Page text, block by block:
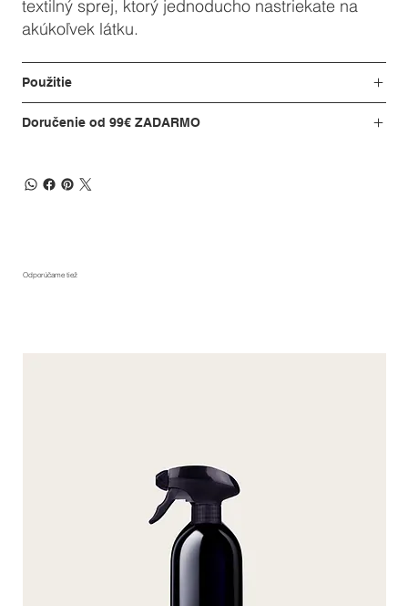
textilný sprej, ktorý jednoducho nastriekate na
akúkoľvek látku.
Použitie
Doručenie od 99€ ZADARMO
Odporúčame tiež